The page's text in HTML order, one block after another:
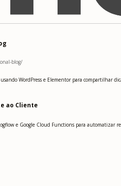
blog/
WordPress e Elementor para compartilhar
ao Cliente
e Google Cloud Functions para automatizar